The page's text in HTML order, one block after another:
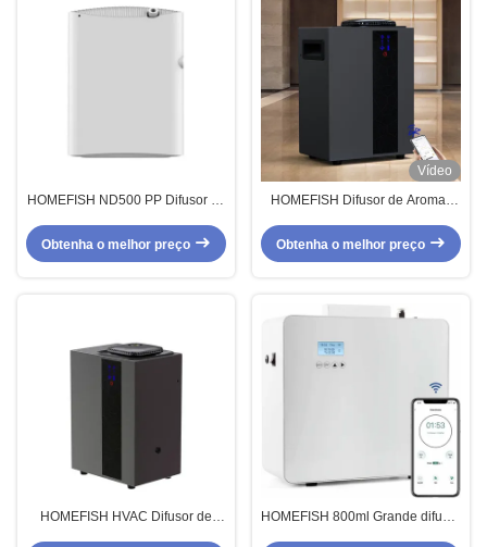
HOMEFISH ND500 PP Difusor de
500ml
Obtenha o melhor preço
Vídeo
HOMEFISH Difusor de Aromas
Aromas Comercial sem Água
Obtenha o melhor preço
HOMEFISH HVAC Difusor de
HOMEFISH 800ml Grande difusor